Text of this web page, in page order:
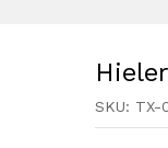
SKU: TX-